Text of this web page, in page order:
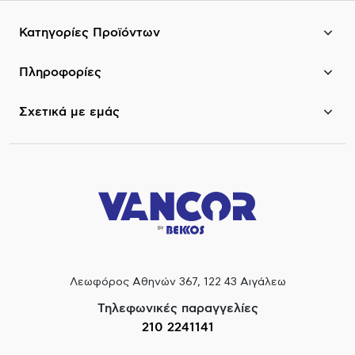
Κατηγορίες Προϊόντων
Πληροφορίες
Σχετικά με εμάς
Λεωφόρος Αθηνών 367, 122 43 Αιγάλεω
Τηλεφωνικές παραγγελίες
210 2241141